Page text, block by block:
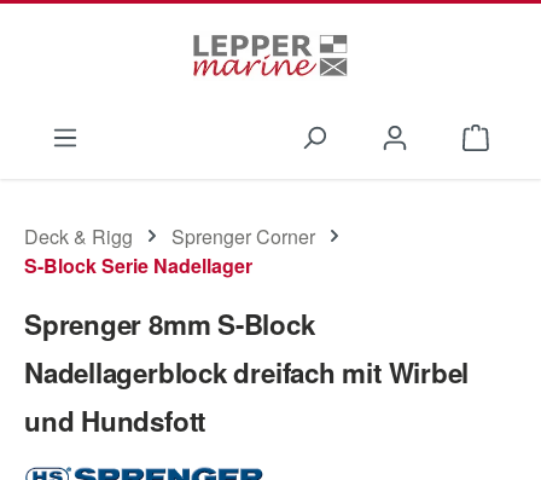
Deck & Rigg
Sprenger Corner
S-Block Serie Nadellager
Sprenger 8mm S-Block
Nadellagerblock dreifach mit Wirbel
und Hundsfott